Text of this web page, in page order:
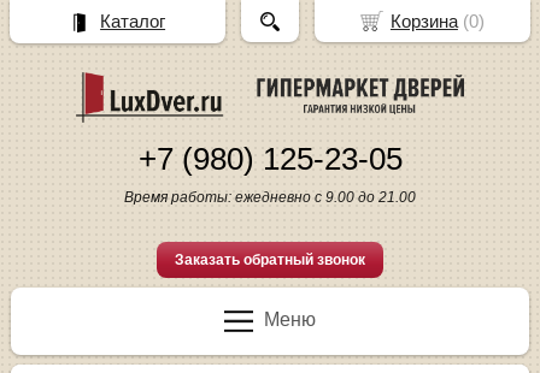
+7 (980) 125-23-05
Время работы: ежедневно с 9.00 до 21.00
Заказать обратный звонок
Меню
Корзина(0)
Каталог